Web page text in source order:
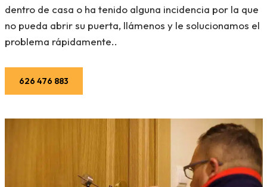
dentro de casa o ha tenido alguna incidencia por la que
no pueda abrir su puerta, llámenos y le solucionamos el
problema rápidamente..
626 476 883